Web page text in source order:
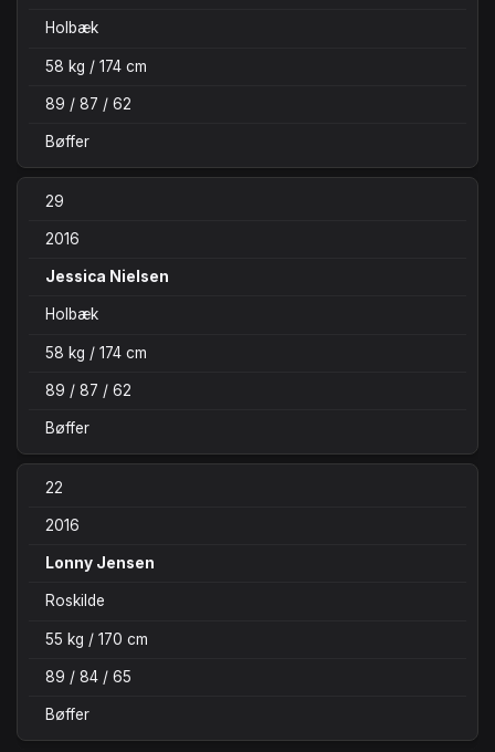
Holbæk
58 kg / 174 cm
89 / 87 / 62
Bøffer
29
2016
Jessica Nielsen
Holbæk
58 kg / 174 cm
89 / 87 / 62
Bøffer
22
2016
Lonny Jensen
Roskilde
55 kg / 170 cm
89 / 84 / 65
Bøffer